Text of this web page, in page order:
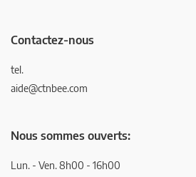
Contactez-nous
tel.
aide@ctnbee.com
Nous sommes ouverts:
Lun. - Ven. 8h00 - 16h00